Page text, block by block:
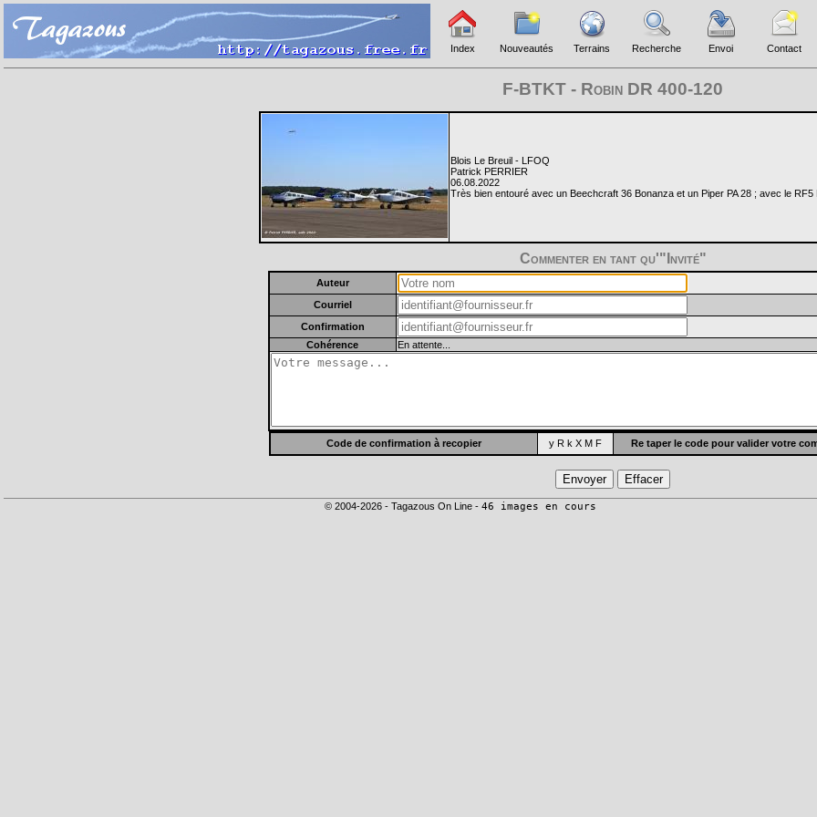
Index Nouveautés Terrains Recherche Envoi Contact
F-BTKT - Robin DR 400-120
Blois Le Breuil - LFOQ
Patrick PERRIER
06.08.2022
Très bien entouré avec un Beechcraft 36 Bonanza et un Piper PA 28 ; avec le RF5
Commenter en tant qu'"Invité"
Auteur
Courriel
Confirmation
Cohérence
En attente...
Code de confirmation à recopier y R k X M F Re taper le code pour valider votre
© 2004-2026 - Tagazous On Line - 46 images en cours